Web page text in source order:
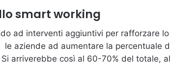
smart working
ad interventi aggiuntivi per rafforzare lo
aziende ad aumentare la percentuale
arriverebbe così al 60-70% del totale,